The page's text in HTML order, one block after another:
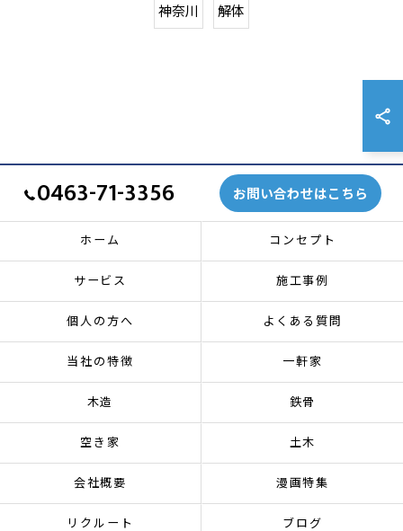
神奈川 解体
0463-71-3356 お問い合わせはこちら
ホーム コンセプト
サービス 施工事例
個人の方へ よくある質問
当社の特徴 一軒家
木造 鉄骨
空き家 土木
会社概要 漫画特集
リクルート ブログ